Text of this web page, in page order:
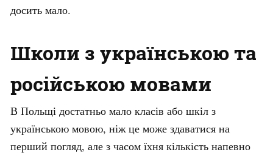
досить мало.
Школи з українською та
російською мовами
В Польщі достатньо мало класів або шкіл з
українською мовою, ніж це може здаватися на
перший погляд, але з часом їхня кількість напевно